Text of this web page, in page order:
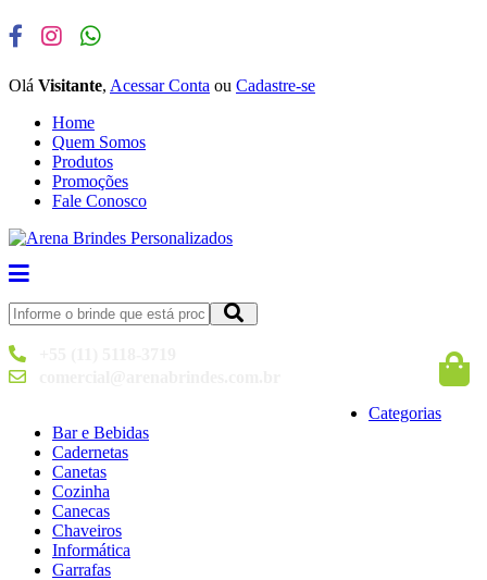
Olá Visitante, Acessar Conta ou Cadastre-se
Home
Quem Somos
Produtos
Promoções
Fale Conosco
Categorias
Bar e Bebidas
Cadernetas
Canetas
Cozinha
Canecas
Chaveiros
Informática
Garrafas